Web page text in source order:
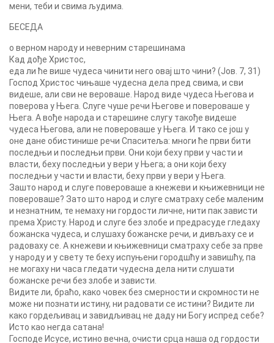
мени, теби и свима људима.
БЕСЕДА
о верном народу и неверним старешинама
Кад дође Христос,
еда ли ће више чудеса чинити него овај што чини? (Јов. 7, 31)
Господ Христос чињаше чудесна дела пред свима, и сви
видеше, али сви не вероваше. Народ виде чудеса Његова и
поверова у Њега. Слуге чуше речи Његове и повероваше у
Њега. А вође народа и старешине слугу такође видеше
чудеса Његова, али не повероваше у Њега. И тако се још у
оне дане обистинише речи Спаситеља: многи ће први бити
последњи и последњи први. Они који беху први у части и
власти, беху последњи у вери у Њега; а они који беху
последњи у части и власти, беху први у вери у Њега.
Зашто народ и слуге повероваше а кнежеви и књижевници не
повероваше? Зато што народ и слуге сматраху себе маленим
и незнатним, те немаху ни гордости личне, нити пак зависти
према Христу. Народ и слуге без злобе и предрасуде гледаху
божанска чудеса, и слушаху божанске речи, и дивљаху се и
радоваху се. А кнежеви и књижевници сматраху себе за прве
у народу и у свету те беху испуњени городшћу и завишћу, па
не могаху ни часа гледати чудесна дела нити слушати
божанске речи без злобе и зависти.
Видите ли, браћо, како човек без смерности и скромности не
може ни познати истину, ни радовати се истини? Видите ли
како гордељивац и завидљивац не даду ни Богу испред себе?
Исто као негда сатана!
Господе Исусе, истино вечна, очисти срца наша од гордости